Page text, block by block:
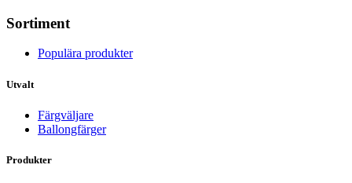
Sortiment
Populära produkter
Utvalt
Färgväljare
Ballongfärger
Produkter